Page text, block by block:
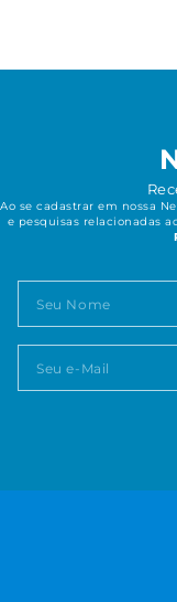
Ao se cadastrar em nossa
e pesquisas relacionadas